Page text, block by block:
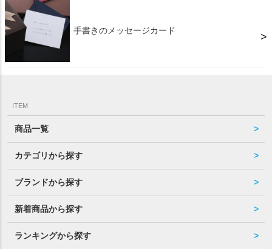
手書きのメッセージカード
ITEM
商品一覧
カテゴリから探す
ブランドから探す
新着商品から探す
ランキングから探す